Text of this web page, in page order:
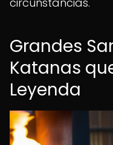
Grandes
Katanas
Leyenda